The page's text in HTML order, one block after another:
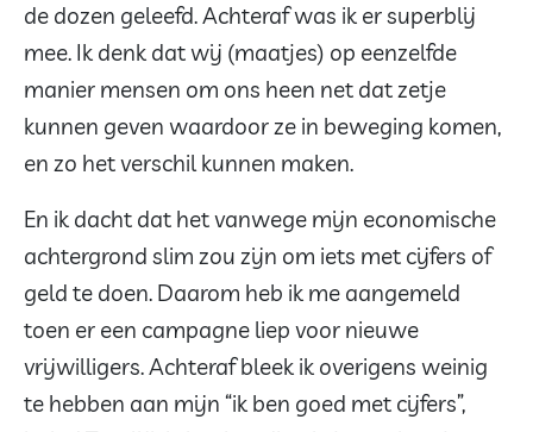
de dozen geleefd. Achteraf was ik er superblij
mee. Ik denk dat wij (maatjes) op eenzelfde
manier mensen om ons heen net dat zetje
kunnen geven waardoor ze in beweging komen,
en zo het verschil kunnen maken.
En ik dacht dat het vanwege mijn economische
achtergrond slim zou zijn om iets met cijfers of
geld te doen. Daarom heb ik me aangemeld
toen er een campagne liep voor nieuwe
vrijwilligers. Achteraf bleek ik overigens weinig
te hebben aan mijn “ik ben goed met cijfers”,